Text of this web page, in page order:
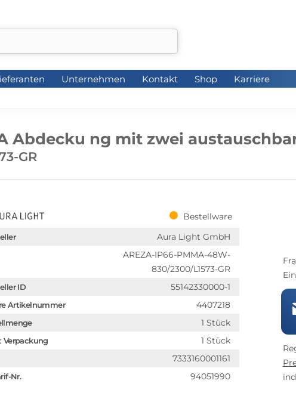
Unternehmen Kontakt Shop Karriere
Abdecku ng mit zwei
GR
Bestellware
Aura Light GmbH
AREZA-IP66-PMMA-48W-
830/2300/L1573-GR
ID 55142330000-1
Artikelnummer 4407218
1 Stück
Verpackung 1 Stück
7333160001161
Nr. 94051990
Unternehmen Kontakt